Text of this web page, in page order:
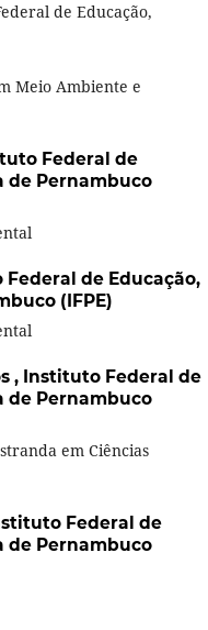
de Educação,
Meio Ambiente e
Federal de
de Pernambuco
Federal de Educação,
(IFPE)
, Instituto Federal de
de Pernambuco
em Ciências
Federal de
de Pernambuco